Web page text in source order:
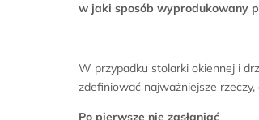
w jaki sposób wyprodukowany
W przypadku stolarki okiennej i
zdefiniować najważniejsze
Po pierwsze nie zasłaniać